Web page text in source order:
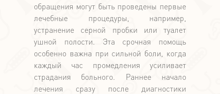
обращения могут быть проведены первые
лечебные процедуры, например,
устранение серной пробки или туалет
ушной полости. Эта срочная помощь
особенно важна при сильной боли, когда
каждый час промедления усиливает
страдания больного. Раннее начало
лечения сразу после диагностики